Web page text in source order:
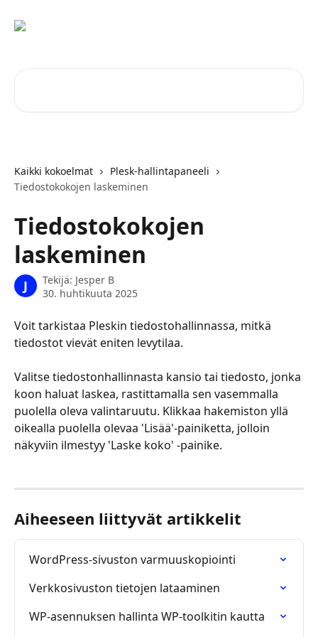
Kaikki kokoelmat
Plesk-hallintapaneeli
Tiedostokokojen laskeminen
Tiedostokokojen
laskeminen
J Tekijä: Jesper B
30. huhtikuuta 2025
Voit tarkistaa Pleskin tiedostohallinnassa, mitkä
tiedostot vievät eniten levytilaa.
Valitse tiedostonhallinnasta kansio tai tiedosto, jonka
koon haluat laskea, rastittamalla sen vasemmalla
puolella oleva valintaruutu. Klikkaa hakemiston yllä
oikealla puolella olevaa 'Lisää'-painiketta, jolloin
näkyviin ilmestyy 'Laske koko' -painike.
Aiheeseen liittyvät artikkelit
WordPress-sivuston varmuuskopiointi
Verkkosivuston tietojen lataaminen
WP-asennuksen hallinta WP-toolkitin kautta